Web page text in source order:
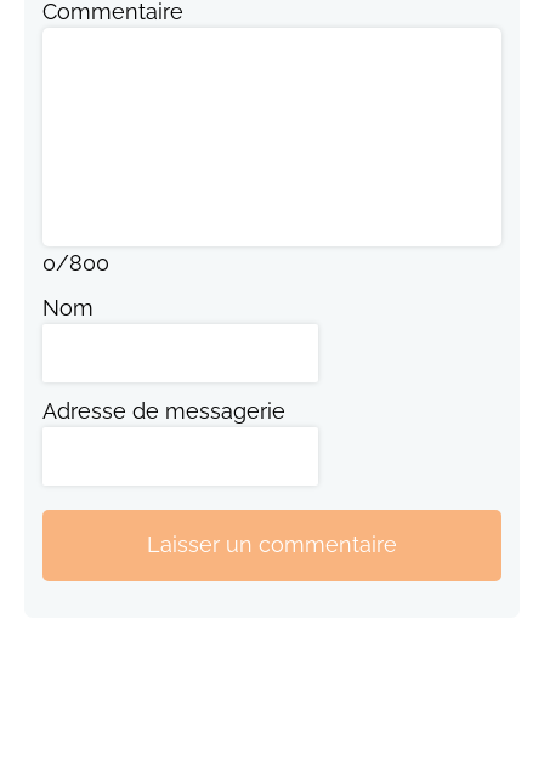
Commentaire
0/800
Nom
Adresse de messagerie
Laisser un commentaire